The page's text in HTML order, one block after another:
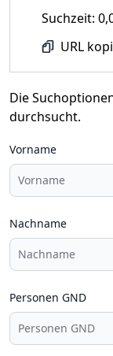
Suchzeit:
URL
Die
durchsucht.
Vorname
Nachname
Personen GND